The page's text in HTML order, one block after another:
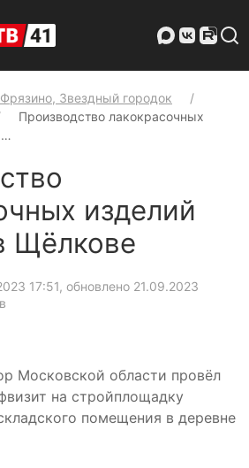
Звездный городок
Производство лакокрасочных
…
изделий
Щёлкове
17:51, обновлено 21.09.2023
Московской области провёл
на стройплощадку
помещения в деревне